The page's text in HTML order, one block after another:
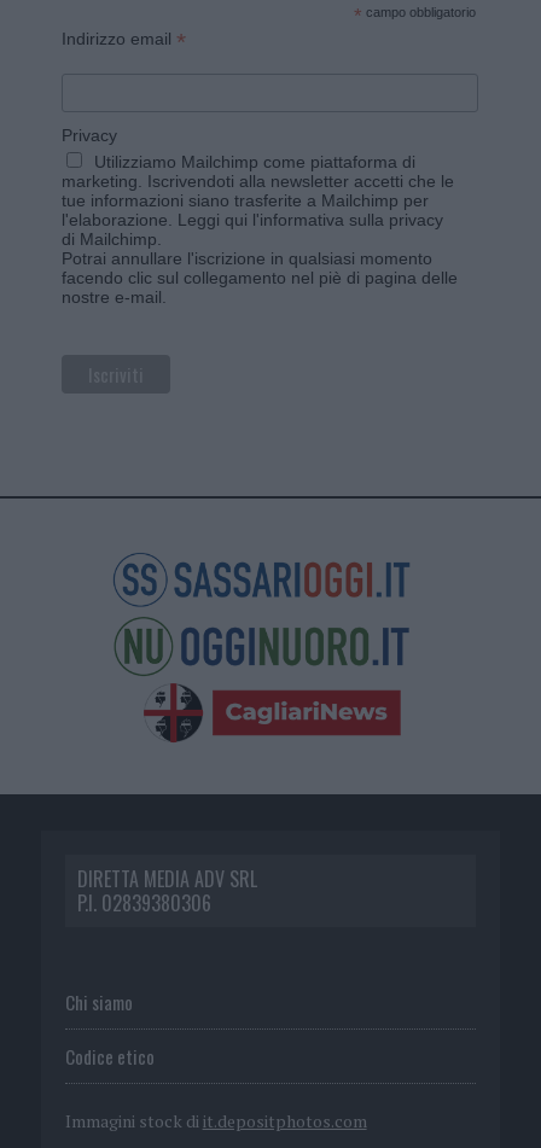
* campo obbligatorio
Indirizzo email *
Privacy
Utilizziamo Mailchimp come piattaforma di
marketing. Iscrivendoti alla newsletter accetti che le
tue informazioni siano trasferite a Mailchimp per
l'elaborazione. Leggi qui l'informativa sulla privacy
di Mailchimp
Potrai annullare l'iscrizione in qualsiasi momento
facendo clic sul collegamento nel piè di pagina delle
nostre e-mail.
DIRETTA MEDIA ADV SRL
P.I. 02839380306
Chi siamo
Codice etico
Immagini stock di it.depositphotos.com